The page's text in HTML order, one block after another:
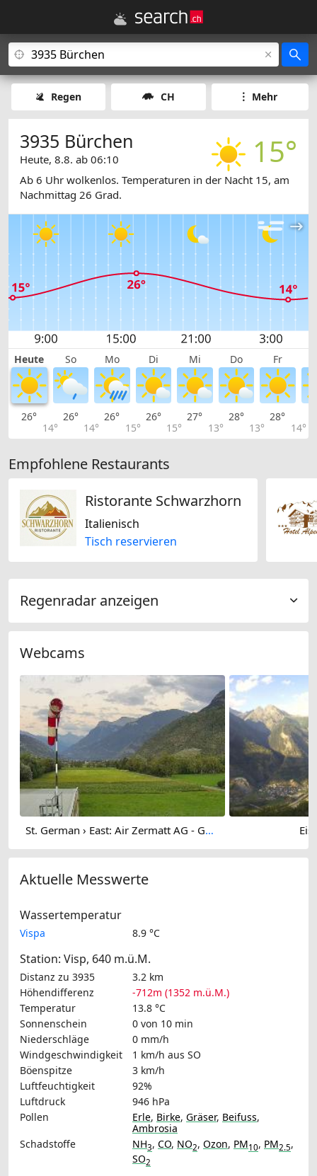
Regen CH Mehr
15°
3935 Bürchen
Heute, 8.8. ab 06:10
Ab 6 Uhr wolkenlos. Temperaturen in der Nacht 15, am
Nachmittag 26 Grad.
Heute So Mo Di Mi Do Fr
26°
14°
26°
14°
26°
15°
26°
15°
27°
13°
28°
13°
28°
14°
Empfohlene Restaurants
Ristorante Schwarzhorn
Italienisch
Tisch reservieren
Regenradar anzeigen
Webcams
St. German › East: Air Zermatt AG - Gärsthorn - Gebidum - Spitzhorli
Aktuelle Messwerte
Wassertemperatur
Vispa 8.9 °C
Station: Visp, 640 m.ü.M.
Distanz zu 3935
3.2 km
Höhendifferenz
-712m (1352 m.ü.M.)
Temperatur
13.8 °C
Sonnenschein
0 von 10 min
Niederschläge
0 mm/h
Windgeschwindigkeit
1 km/h aus SO
Böenspitze
3 km/h
Luftfeuchtigkeit
92%
Luftdruck
946 hPa
Pollen
Erle, Birke, Gräser, Beifuss,
Ambrosia
Schadstoffe
NH3, CO, NO2, Ozon, PM10, PM2.5,
SO2